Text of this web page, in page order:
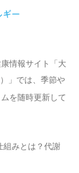
情報サイト「大
）」では、季節や
を随時更新して
組みとは？代謝